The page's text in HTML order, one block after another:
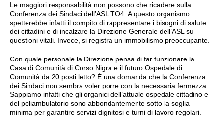
Le maggiori responsabilità non possono che ricadere sulla
Conferenza dei Sindaci dell’ASL TO4. A questo organismo
spetterebbe infatti il compito di rappresentare i bisogni di salute
dei cittadini e di incalzare la Direzione Generale dell’ASL su
questioni vitali. Invece, si registra un immobilismo preoccupante.
Con quale personale la Direzione pensa di far funzionare la
Casa di Comunità di Corso Nigra e il futuro Ospedale di
Comunità da 20 posti letto? È una domanda che la Conferenza
dei Sindaci non sembra voler porre con la necessaria fermezza.
Sappiamo infatti che gli organici dell’attuale ospedale cittadino e
del poliambulatorio sono abbondantemente sotto la soglia
minima per garantire servizi dignitosi e turni di lavoro regolari.